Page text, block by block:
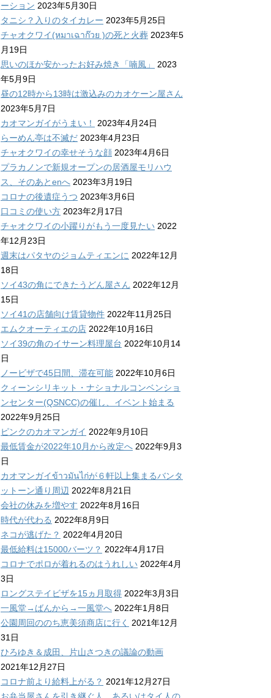
ーション 2023年5月30日
タニシ？入りのタイカレー 2023年5月25日
チャオクワイ(หมาเฉาก๊วย )の死と火葬 2023年5
月19日
思いのほか安かったお好み焼き「喃風」
2023
年5月9日
昼の12時から13時は激込みのカオケーン屋さん
2023年5月7日
カオマンガイがうまい！
2023年4月24日
らーめん亭は不滅だ 2023年4月23日
チャオクワイの幸せそうな顔 2023年4月6日
プラカノンで新規オープンの居酒屋モリハウ
ス、そのあとenへ 2023年3月19日
コロナの後遺症うつ 2023年3月6日
口コミの使い方 2023年2月17日
チャオクワイの小躍りがもう一度見たい 2022
年12月23日
週末はパタヤのジョムティエンに 2022年12月
18日
ソイ43の角にできたうどん屋さん 2022年12月
15日
ソイ41の店舗向け賃貸物件 2022年11月25日
エムクオーティエの店 2022年10月16日
ソイ39の角のイサーン料理屋台 2022年10月14
日
ノービザで45日間、滞在可能 2022年10月6日
クィーンシリキット・ナショナルコンベンショ
ンセンター(QSNCC)の催し、イベント始まる
2022年9月25日
ピンクのカオマンガイ 2022年9月10日
最低賃金が2022年10月から改定へ 2022年9月3
日
カオマンガイข้าวมันไก่が６軒以上集まるバンタ
ットーン通り周辺 2022年8月21日
会社の休みを増やす 2022年8月16日
時代が代わる 2022年8月9日
ネコが逃げた？ 2022年4月20日
最低給料は15000バーツ？ 2022年4月17日
コロナでポロが着れるのはうれしい 2022年4月
3日
ロングステイビザを15ヵ月取得 2022年3月3日
一風堂→ばんから→一風堂へ 2022年1月8日
公園周回ののち恵美須商店に行く
2021年12月
31日
ひろゆき＆成田、片山さつきの議論の動画
2021年12月27日
コロナ前より給料上がる？ 2021年12月27日